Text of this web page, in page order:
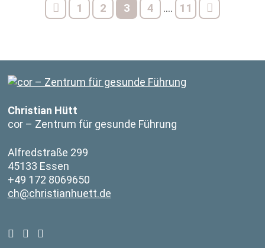
1
2 3 4 .... 11
Christian Hütt
cor – Zentrum für gesunde Führung
Alfredstraße 299
45133 Essen
+49 172 8069650
ch@christianhuett.de